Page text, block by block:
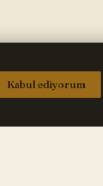
& Fantazi
Kabul ediyorum